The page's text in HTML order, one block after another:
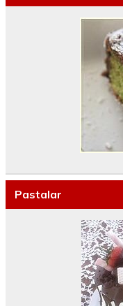
Pastalar